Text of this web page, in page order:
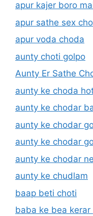
apur kajer boro
apur sathe sex
apur voda choda
aunty choti golpo
Aunty Er Sathe
aunty ke choda
aunty ke chodar
aunty ke chodar
aunty ke chodar
aunty ke chodar
aunty ke chudlam
baap beti choti
baba ke bea kerar